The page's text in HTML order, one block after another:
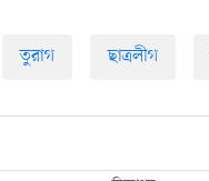
তুরাগ ছাত্রলীগ